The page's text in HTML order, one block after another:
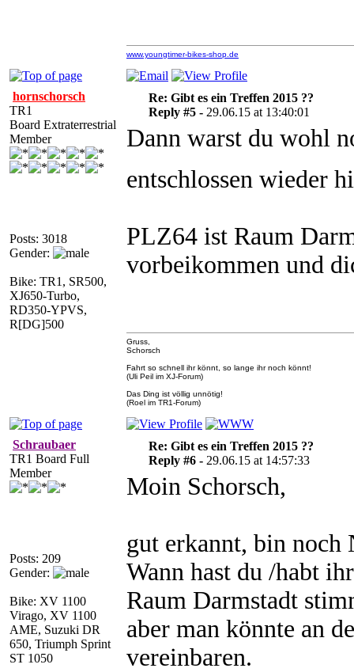
www.youngtimer-bikes-shop.de
hornschorsch
TR1
Board Extraterrestrial
Member
Posts: 3018
Gender:
Bike: TR1, SR500,
XJ650-Turbo,
RD350-YPVS,
R[DG]500
Re: Gibt es ein Treffen 2015 ??
Reply #5 - 29.06.15 at 13:40:01
Dann warst du wohl
entschlossen wieder
PLZ64 ist Raum
vorbeikommen und
Gruss,
Schorsch
Fahrt so schnell ihr könnt, so lange ihr noch könnt!
(Uli Peil im XJ-Forum)
Das Ding ist völlig unnötig!
(Roel im TR1-Forum)
Schraubaer
TR1 Board Full
Member
Posts: 209
Gender:
Bike: XV 1100
Virago, XV 1100
AME, Suzuki DR
650, Triumph Sprint
ST 1050
Re: Gibt es ein Treffen 2015 ??
Reply #6 - 29.06.15 at 14:57:33
Moin Schorsch,
gut erkannt, bin noch
Wann hast du /habt
Raum Darmstadt
aber man könnte an
vereinbaren.